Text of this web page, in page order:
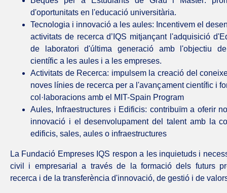
d'oportunitats en l'educació universitària.
Tecnologia i innovació a les aules: Incentivem el
activitats de recerca d’IQS mitjançant l'adquisició
de laboratori d'última generació amb l'objectiu
científic a les aules i a les empreses.
Activitats de Recerca: impulsem la creació del
noves línies de recerca per a l'avançament científic i
col·laboracions amb el MIT-Spain Program
Aules, Infraestructures i Edificis: contribuïm a oferir
innovació i el desenvolupament del talent amb la
edificis, sales, aules o infraestructures
La Fundació Empreses IQS respon a les inquietuds i
civil i empresarial a través de la formació dels futurs
recerca i de la transferència d'innovació, de gestió i de